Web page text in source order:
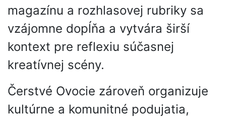
magazínu a rozhlasovej rubriky sa
vzájomne dopĺňa a vytvára širší
kontext pre reflexiu súčasnej
kreatívnej scény.
Čerstvé Ovocie zároveň organizuje
kultúrne a komunitné podujatia,